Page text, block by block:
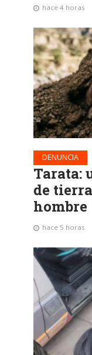
hace 4 horas
DENUNCIA
Tarata:
de
hombre
hace 5 horas